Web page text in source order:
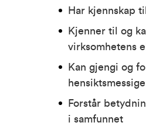
Har kjennskap
Kjenner til og
virksomhetens
Kan gjengi og
Forstår
i samfunnet